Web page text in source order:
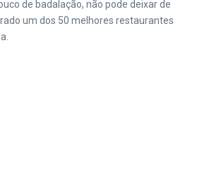
de badalação, não pode deixar de
um dos 50 melhores restaurantes